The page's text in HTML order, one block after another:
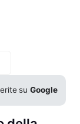
suGoogle